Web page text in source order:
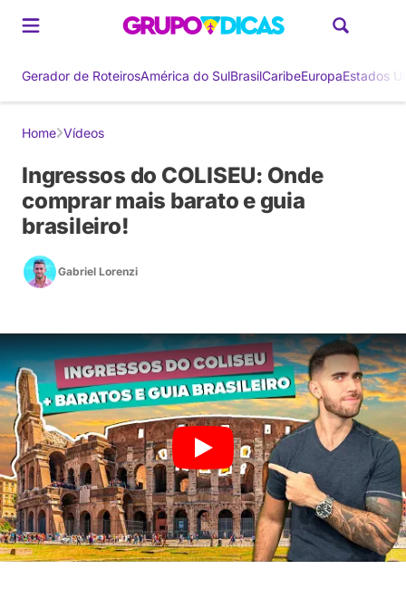
Gerador de RoteirosAmérica do SulBrasilCaribeEuropaEstados
Home Vídeos
Ingressos do COLISEU: Onde
comprar mais barato e guia
brasileiro!
Gabriel Lorenzi